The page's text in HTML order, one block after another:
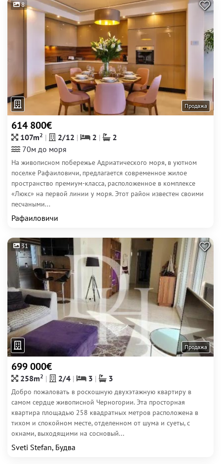
8
Продажа
614 800€
107m2 2/12 2
2
70м до моря
На живописном побережье Адриатического моря, в уютном
поселке Рафаиловичи, предлагается современное жилое
пространство премиум-класса, расположенное в комплексе
«Люкс» на первой линии у моря. Этот район известен своими
песчаными...
Рафаиловичи
31
Продажа
699 000€
258m2 2/4 3 3
Добро пожаловать в роскошную двухэтажную квартиру в
самом сердце живописной Черногории. Эта просторная
квартира площадью 258 квадратных метров расположена в
тихом и спокойном месте, отделенном от шума и суеты, с
окнами, выходящими на сосновый...
Sveti Stefan, Будва